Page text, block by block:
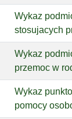
Wykaz
stosujacych
Wykaz
przemoc w
Wykaz
pomocy